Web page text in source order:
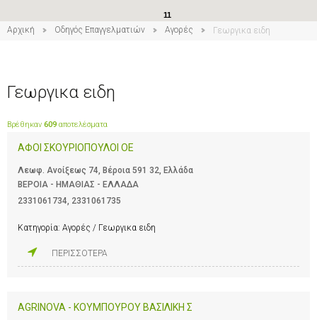
11
16
Αρχική Οδηγός Επαγγελματιών Αγορές Γεωργικα ειδη
Γεωργικα ειδη
Βρέθηκαν 609 αποτελέσματα
ΑΦΟΙ ΣΚΟΥΡΙΟΠΟΥΛΟΙ ΟΕ
Λεωφ. Ανοίξεως 74, Βέροια 591 32, Ελλάδα
ΒΕΡΟΙΑ - ΗΜΑΘΙΑΣ - ΕΛΛΑΔΑ
2331061734, 2331061735
Κατηγορία: Αγορές / Γεωργικα ειδη
ΠΕΡΙΣΣΟΤΕΡΑ
AGRINOVA - ΚΟΥΜΠΟΥΡΟΥ ΒΑΣΙΛΙΚΗ Σ